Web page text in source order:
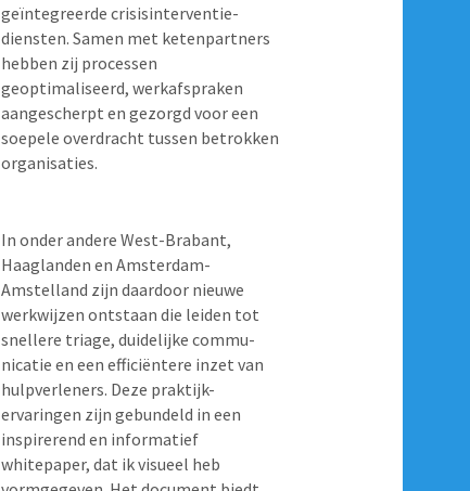
geïntegreerde crisisinterventie-
diensten. Samen met ketenpartners
hebben zij processen
geoptimaliseerd, werkafspraken
aangescherpt en gezorgd voor een
soepele overdracht tussen betrokken
organisaties.
In onder andere West-Brabant,
Haaglanden en Amsterdam-
Amstelland zijn daardoor nieuwe
werkwijzen ontstaan die leiden tot
snellere triage, duidelijke commu-
nicatie en een efficiëntere inzet van
hulpverleners. Deze praktijk-
ervaringen zijn gebundeld in een
inspirerend en informatief
whitepaper, dat ik visueel heb